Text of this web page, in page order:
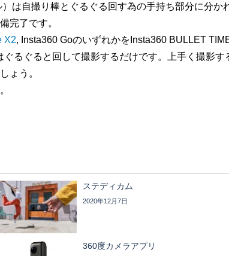
は自撮り棒とぐるぐる回す為の手持ち部分に分か
完了です。
X2 , Insta360 GoのいずれかをInsta360 BULLET
るぐると回して撮影するだけです。上手く撮影す
ょう。
ステディカム
2020年12月7日
360度カメラアプリ